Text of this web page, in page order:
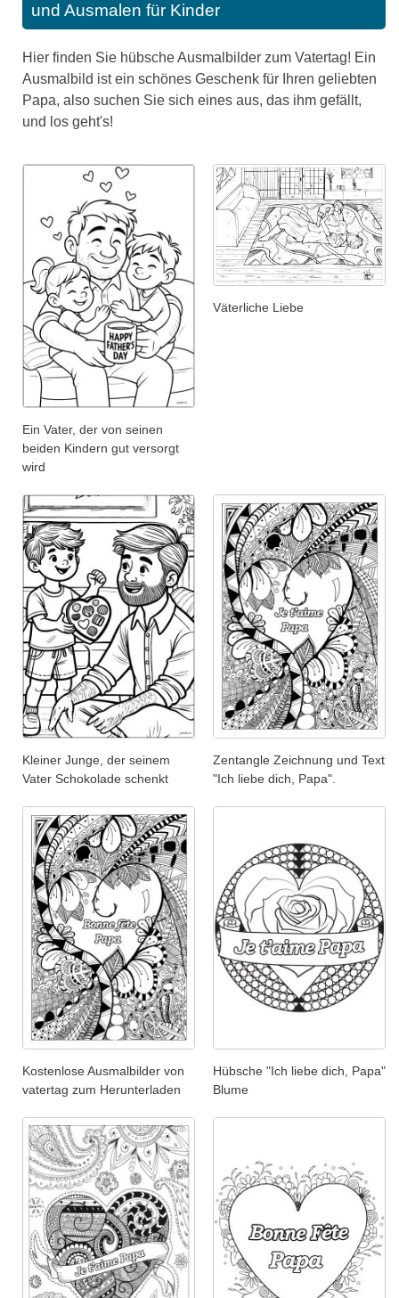
und Ausmalen für Kinder
Hier finden Sie hübsche Ausmalbilder zum Vatertag! Ein
Ausmalbild ist ein schönes Geschenk für Ihren geliebten
Papa, also suchen Sie sich eines aus, das ihm gefällt,
und los geht's!
Ein Vater, der von seinen
beiden Kindern gut versorgt
wird
Väterliche Liebe
Kleiner Junge, der seinem
Vater Schokolade schenkt
Zentangle Zeichnung und Text
"Ich liebe dich, Papa".
Kostenlose Ausmalbilder von
vatertag zum Herunterladen
Hübsche "Ich liebe dich, Papa"
Blume